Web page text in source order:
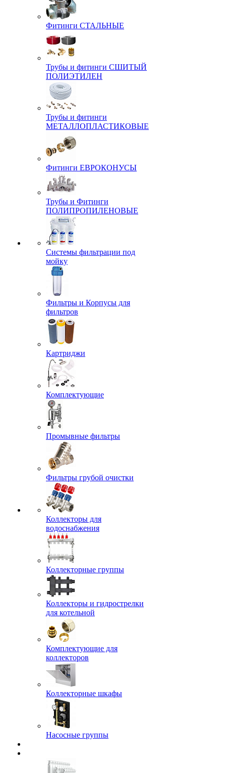
Фитинги СТАЛЬНЫЕ
Трубы и фитинги СШИТЫЙ
ПОЛИЭТИЛЕН
Трубы и фитинги
МЕТАЛЛОПЛАСТИКОВЫЕ
Фитинги ЕВРОКОНУСЫ
Трубы и Фитинги
ПОЛИПРОПИЛЕНОВЫЕ
Системы фильтрации под
мойку
Фильтры и Корпусы для
фильтров
Картриджи
Комплектующие
Промывные фильтры
Фильтры грубой очистки
Коллекторы для
водоснабжения
Коллекторные группы
Коллекторы и гидрострелки
для котельной
Комплектующие для
коллекторов
Коллекторные шкафы
Насосные группы